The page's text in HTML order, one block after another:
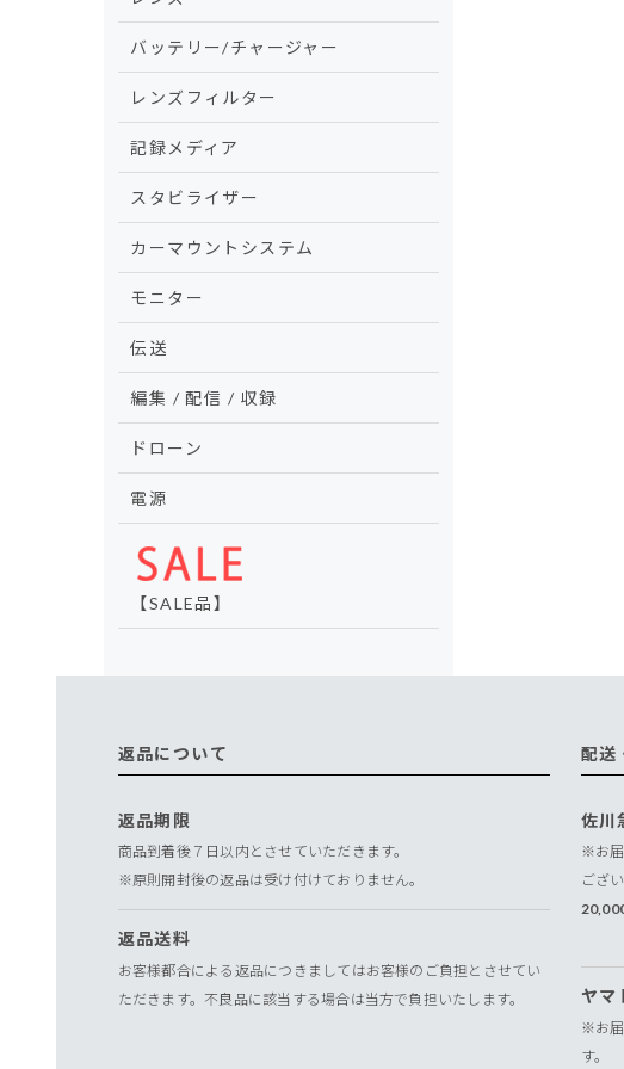
バッテリー/チャージャー
レンズフィルター
記録メディア
スタビライザー
カーマウントシステム
モニター
伝送
編集 / 配信 / 収録
ドローン
電源
【SALE品】
返品について
返品期限
商品到着後７日以内とさせていただきます。
※原則開封後の返品は受け付けておりません。
返品送料
お客様都合による返品につきましてはお客様のご負担とさせてい
ただきます。不良品に該当する場合は当方で負担いたします。
配送
佐川
※お届
ござ
ヤマ
※お届
す。